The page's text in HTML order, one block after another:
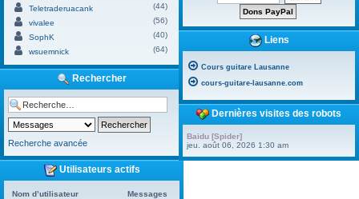
Teletraderuacank
(44)
vivalee
(56)
SophK
(40)
wsuemnick
(64)
Rechercher
Recherche avancée
Utilisateurs actifs
Nom d’utilisateur
Messages
Liens
Cours guitare Lausanne
cours-guitare-lausanne.com
Dernières visites des robots
Baidu [Spider]
jeu. août 06, 2026 1:30 am